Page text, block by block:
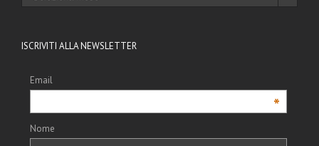
ISCRIVITI ALLA NEWSLETTER
Email
*
Nome